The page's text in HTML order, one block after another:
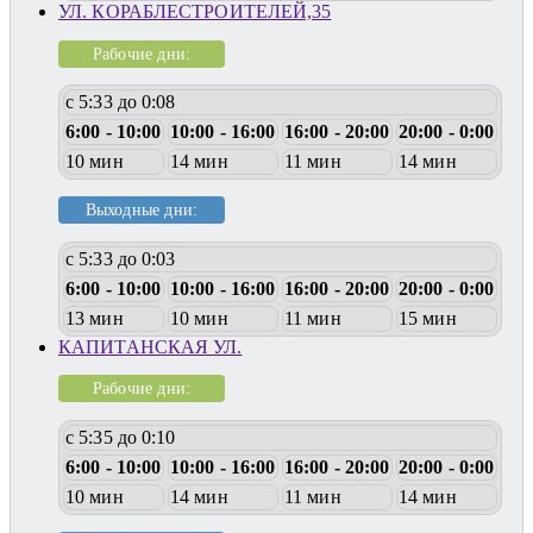
УЛ. КОРАБЛЕСТРОИТЕЛЕЙ,35
Рабочие дни:
с 5:33 до 0:08
6:00 - 10:00 10:00 - 16:00 16:00 - 20:00 20:00 - 0:00
10 мин
14 мин 11 мин 14 мин
Выходные дни:
с 5:33 до 0:03
6:00 - 10:00 10:00 - 16:00 16:00 - 20:00 20:00 - 0:00
13 мин
10 мин 11 мин
15 мин
КАПИТАНСКАЯ УЛ.
Рабочие дни:
с 5:35 до 0:10
6:00 - 10:00 10:00 - 16:00 16:00 - 20:00 20:00 - 0:00
10 мин
14 мин 11 мин 14 мин